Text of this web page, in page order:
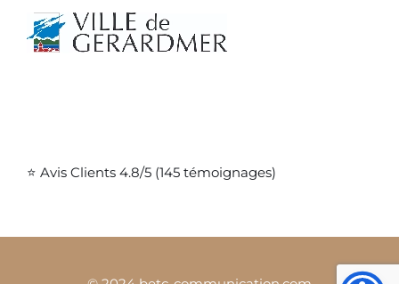
⭐ Avis Clients 4.8/5 (145 témoignages)